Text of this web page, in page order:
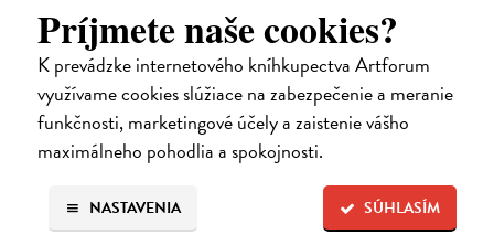
Príjmete naše cookies?
K prevádzke internetového kníhkupectva Artforum
využívame cookies slúžiace na zabezpečenie a meranie
funkčnosti, marketingové účely a zaistenie vášho
maximálneho pohodlia a spokojnosti.
SÚHLASÍM
NASTAVENIA
Táňa / Praha 3 / Žižkov
Zelbová Marie| Kniha
Nikdy jsme nebyli úplně standardní žižkovská rodina. Vítejte v
mámině bytě 4. kategorie, který byl všem otevřen dokořán.
Na sklade